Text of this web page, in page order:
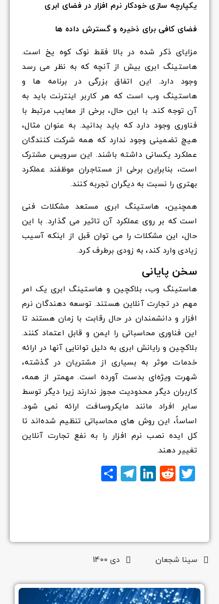
یکپارچه سازی خودکار نرم افزار در فضای ابری
فضای کافی برای ذخیره و گسترش داده ها
مزایای ذکر شده در بالا فقط نوک کوه یخ است.
هاستینگ ابری بیش از آنچه که به نظر می رسد
وجود دارد. این اتفاق بزرگی در برنامه ها و
هاستینگ وب است که هر کاربر اینترنت باید به
آن توجه کند. با این حال، برخی از معایب مرتبط با
فناوری وجود دارد که باید بدانید. به عنوان مثال،
هیچ تضمینی وجود ندارد که همه شرکت کنندگان
عملکرد یکسانی داشته باشند. این سرویس مشترک
است، بنابراین برخی از مستاجران موظفند عملکرد
بهتری را نسبت به دیگران تجربه کنند.
همچنین، هاستینگ ابری مستعد مشکلات فنی
است که بر روی عملکرد آن تاثیر می گذارد. با این
حال، این مشکلات را می توان قبل از اینکه آسیب
زیادی وارد کند، به زودی برطرف کرد.
سخن پایانی
هاستینگ وب، بلاکچین و هاستینگ ابری یک امر
مهم در تجارت آنلاین هستند. توسعه دهندگان نرم
افزار و دانشمندان در حال رقابت با زمان هستند تا
این فناوری محاسباتی را ایمن و قابل اعتماد کنند.
بلاکچین و رایانش ابری به دلیل توانایی آنها در ارائه
خدمات موثر به بسیاری از مشتریان در گذشته،
شهرت ویژه‌ای بدست آورده است. مهمتر از همه،
کاربران دیگر محدودیت مجوز ندارند زیرا دیگر توسط
سایر افراد مانند مایکروسافت ارائه نمی شود.
اساساً، این روش های محاسباتی تنظیم شده‌اند تا
کل ایده نصب نرم افزار را به نفع تجارت آنلاین
تغییر دهند.
Twitter
Reddit
LinkedIn
Telegram
اشتراک
سینا شجعان دی 1400